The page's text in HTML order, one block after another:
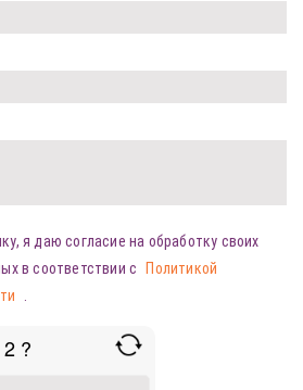
я даю согласие на обработку своих
в соответствии с
Политикой
?